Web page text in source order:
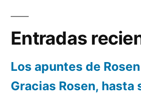
Entradas
Los apuntes de Rosen
Gracias Rosen, hasta